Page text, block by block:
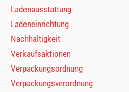
Ladenausstattung
Ladeneinrichtung
Nachhaltigkeit
Verkaufsaktionen
Verpackungsordnung
Verpackungsverordnung